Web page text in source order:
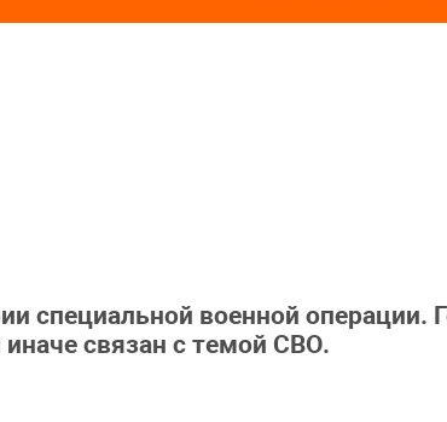
специальной военной
связан с темой СВО.